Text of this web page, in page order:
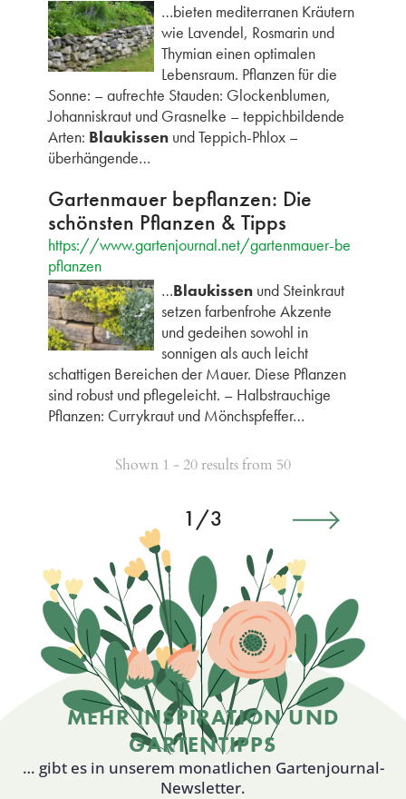
…bieten mediterranen Kräutern
wie Lavendel, Rosmarin und
Thymian einen optimalen
Lebensraum. Pflanzen für die
Sonne: – aufrechte Stauden: Glockenblumen,
Johanniskraut und Grasnelke – teppichbildende
Arten: Blaukissenund Teppich-Phlox –
überhängende…
Gartenmauer bepflanzen: Die
schönsten Pflanzen & Tipps
https://www.gartenjournal.net/gartenmauer-be
pflanzen
…Blaukissenund Steinkraut
setzen farbenfrohe Akzente
und gedeihen sowohl in
sonnigen als auch leicht
schattigen Bereichen der Mauer. Diese Pflanzen
sind robust und pflegeleicht. – Halbstrauchige
Pflanzen: Currykraut und Mönchspfeffer…
Shown 1 - 20 results from 50
1/3
MEHR INSPIRATION UND
GARTENTIPPS
… gibt es in unserem monatlichen Gartenjournal-
Newsletter.